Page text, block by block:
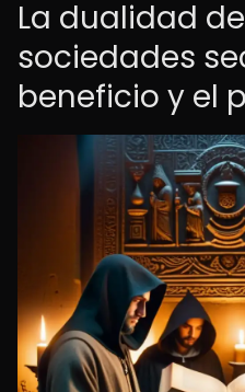
La dualidad
sociedades
beneficio y el